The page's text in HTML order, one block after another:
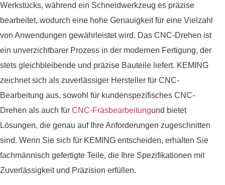
Werkstücks, während ein Schneidwerkzeug es präzise
bearbeitet, wodurch eine hohe Genauigkeit für eine Vielzahl
von Anwendungen gewährleistet wird. Das CNC-Drehen ist
ein unverzichtbarer Prozess in der modernen Fertigung, der
stets gleichbleibende und präzise Bauteile liefert. KEMING
zeichnet sich als zuverlässiger Hersteller für CNC-
Bearbeitung aus, sowohl für kundenspezifisches CNC-
Drehen als auch für CNC-Fräsbearbeitungund bietet
Lösungen, die genau auf Ihre Anforderungen zugeschnitten
sind. Wenn Sie sich für KEMING entscheiden, erhalten Sie
fachmännisch gefertigte Teile, die Ihre Spezifikationen mit
Zuverlässigkeit und Präzision erfüllen.